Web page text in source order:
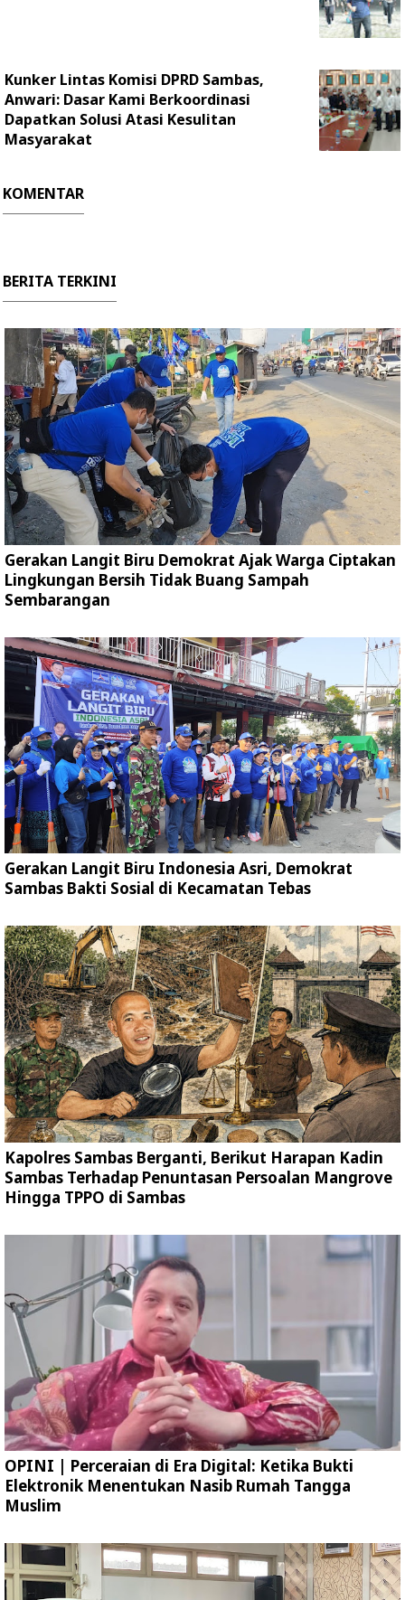
Kunker Lintas Komisi DPRD Sambas,
Anwari: Dasar Kami Berkoordinasi
Dapatkan Solusi Atasi Kesulitan
Masyarakat
KOMENTAR
BERITA TERKINI
Gerakan Langit Biru Demokrat Ajak Warga Ciptakan
Lingkungan Bersih Tidak Buang Sampah
Sembarangan
Gerakan Langit Biru Indonesia Asri, Demokrat
Sambas Bakti Sosial di Kecamatan Tebas
Kapolres Sambas Berganti, Berikut Harapan Kadin
Sambas Terhadap Penuntasan Persoalan Mangrove
Hingga TPPO di Sambas
OPINI | Perceraian di Era Digital: Ketika Bukti
Elektronik Menentukan Nasib Rumah Tangga
Muslim